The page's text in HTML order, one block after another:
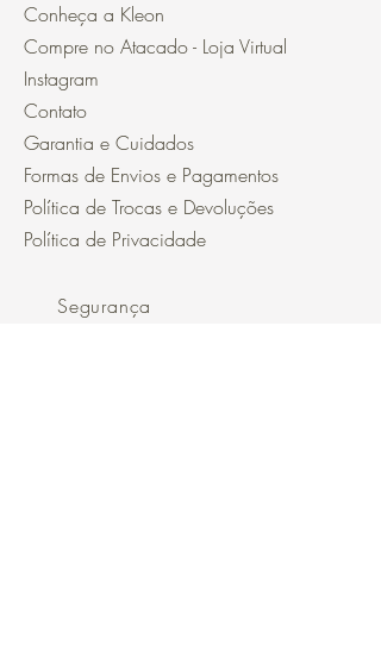
Conheça a Kleon
Compre no Atacado - Loja Virtual
Instagram
Contato
Garantia e Cuidados
Formas de Envios e Pagamentos
Política de Trocas e Devoluções
Política de Privacidade
Segurança